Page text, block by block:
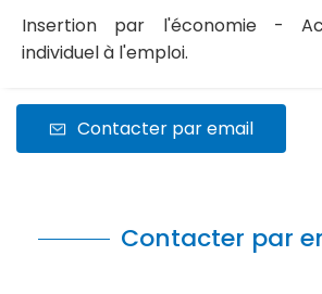
Insertion par l'économie -
individuel à l'emploi.
Contacter par email
Contacter par